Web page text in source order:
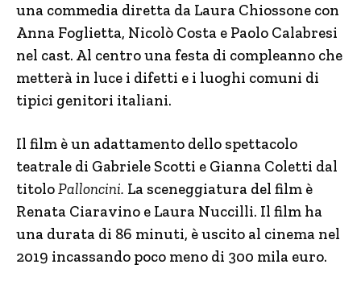
una commedia diretta da Laura Chiossone con
Anna Foglietta, Nicolò Costa e Paolo Calabresi
nel cast. Al centro una festa di compleanno che
metterà in luce i difetti e i luoghi comuni di
tipici genitori italiani.
Il film è un adattamento dello spettacolo
teatrale di Gabriele Scotti e Gianna Coletti dal
titoloPalloncini. La sceneggiatura del film è
Renata Ciaravino e Laura Nuccilli. Il film ha
una durata di 86 minuti, è uscito al cinema nel
2019 incassando poco meno di 300 mila euro.